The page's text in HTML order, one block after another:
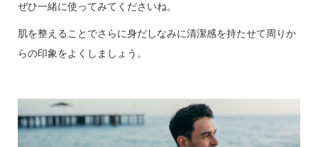
ぜひ一緒に使ってみてくださいね。
肌を整えることでさらに身だしなみに清潔感を持たせて周りか
らの印象をよくしましょう。